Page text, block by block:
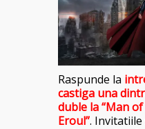
Raspunde la
castiga una
duble la “Man of
Eroul”.